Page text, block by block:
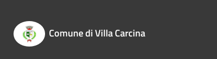
Comune di Villa Carcina